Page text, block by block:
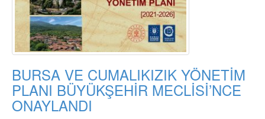
BURSA VE CUMALIKIZIK YÖNETİM
PLANI BÜYÜKŞEHİR MECLİSİ’NCE
ONAYLANDI